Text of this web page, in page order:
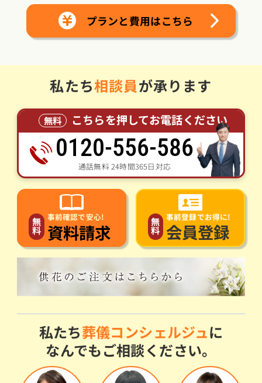
プランと費用はこちら
私たち相談員が承ります
無料 こちらを押してお電話ください
0120-556-586
通話無料 24時間365日対応
無
料
事前確認で安心!
資料請求 無
料
事前登録でお得に!
会員登録
私たち葬儀コンシェルジュに
なんでもご相談ください。